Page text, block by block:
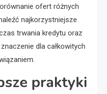
ofert różnych
najkorzystniejsze
trwania kredytu oraz
dla całkowitych
praktyki